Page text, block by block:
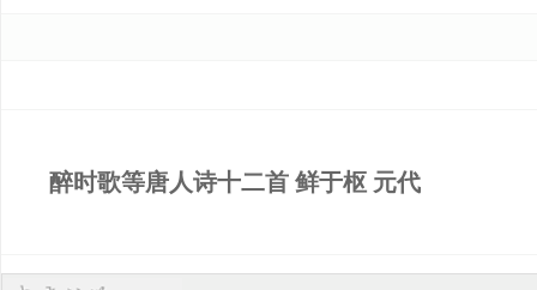
醉时歌等唐人诗十二首 鲜于枢 元代